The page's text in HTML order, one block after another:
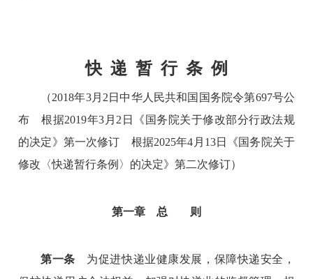
快 递 暂 行 条 例
（2018年3月2日中华人民共和国国务院令第697号公
布 根据2019年3月2日《国务院关于修改部分行政法规
的决定》第一次修订 根据2025年4月13日《国务院关于
修改〈快递暂行条例〉的决定》第二次修订）
第一章 总 则
第一条 为促进快递业健康发展，保障快递安全，